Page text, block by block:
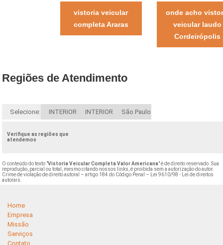
vistoria veicular
completa Araras
onde acho
veicular laudo
Cordeirópolis
Regiões de Atendimento
Selecione: INTERIOR INTERIOR São Paulo
Verifique as regiões que
atendemos
O conteúdo do texto "Vistoria Veicular Completa Valor Americana" é de direito reservado. Sua
reprodução, parcial ou total, mesmo citando nossos links, é proibida sem a autorização do autor.
Crime de violação de direito autoral – artigo 184 do Código Penal –
Lei 9610/98 - Lei de direitos
autorais
Home
Empresa
Missão
Serviços
Contato